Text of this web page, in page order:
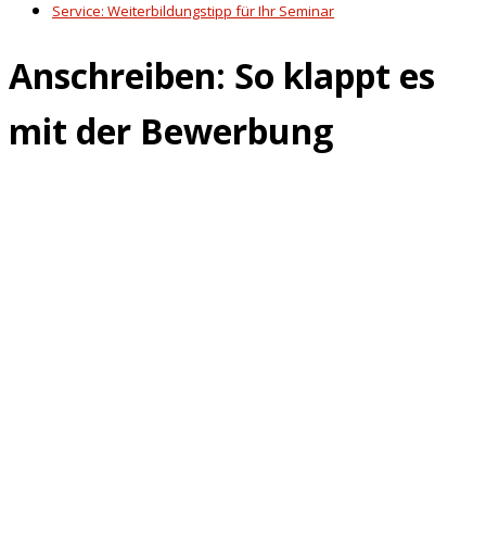
Service: Weiterbildungstipp für Ihr Seminar
Anschreiben: So klappt es
mit der Bewerbung